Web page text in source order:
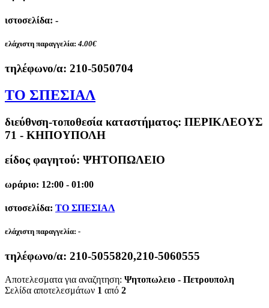
ιστοσελίδα: -
ελάχιστη παραγγελία: 4.00€
τηλέφωνο/α: 210-5050704
ΤΟ ΣΠΕΣΙΑΛ
διεύθνση-τοποθεσία καταστήματος: ΠΕΡΙΚΛΕΟΥΣ
71 - ΚΗΠΟΥΠΟΛΗ
είδος φαγητού: ΨΗΤΟΠΩΛΕΙΟ
ωράριο: 12:00 - 01:00
ιστοσελίδα: ΤΟ ΣΠΕΣΙΑΛ
ελάχιστη παραγγελία: -
τηλέφωνο/α: 210-5055820,210-5060555
Αποτελεσματα για αναζητηση: Ψητοπωλειο - Πετρουπολη
Σελίδα αποτελεσμάτων 1 από 2